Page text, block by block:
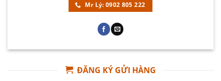
Mr Lý: 0902 805 222
ĐĂNG KÝ GỬI HÀNG